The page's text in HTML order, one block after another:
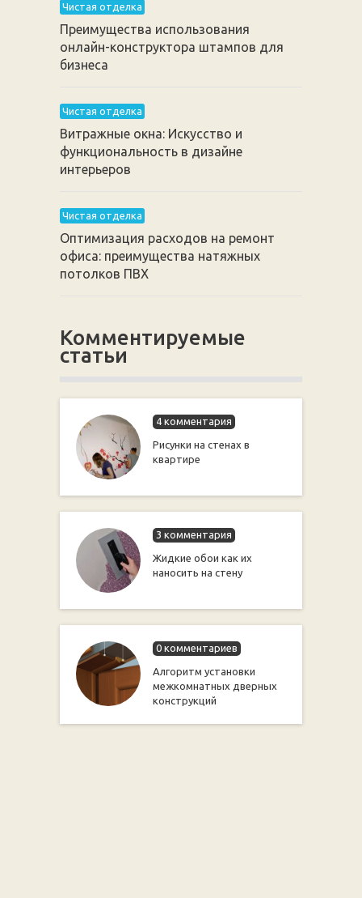
Чистая отделка
Преимущества использования
онлайн-конструктора штампов для
бизнеса
Чистая отделка
Витражные окна: Искусство и
функциональность в дизайне
интерьеров
Чистая отделка
Оптимизация расходов на ремонт
офиса: преимущества натяжных
потолков ПВХ
Комментируемые
статьи
4 комментария
Рисунки на стенах в
квартире
3 комментария
Жидкие обои как их
наносить на стену
0 комментариев
Алгоритм установки
межкомнатных дверных
конструкций